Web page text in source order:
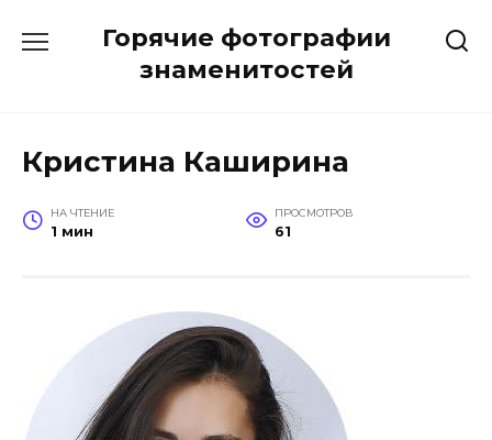
Горячие фотографии
знаменитостей
Кристина Каширина
НА ЧТЕНИЕ
1 мин
ПРОСМОТРОВ
61